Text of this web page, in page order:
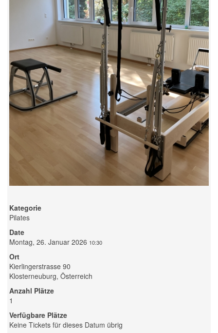
Kategorie
Pilates
Date
Montag, 26. Januar 2026 10:30
Ort
Kierlingerstrasse 90
Klosterneuburg, Österreich
Anzahl Plätze
1
Verfügbare Plätze
Keine Tickets für dieses Datum übrig